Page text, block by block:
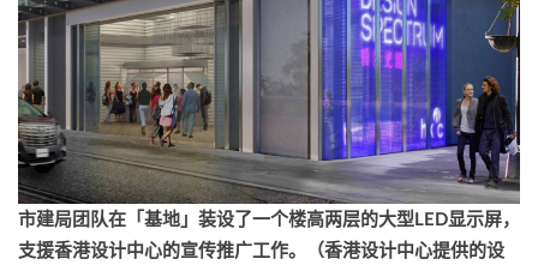
市建局团队在「基地」装设了一个楼高两层的大型 LED显示屏，
支援香港设计中心的宣传推广工作。（香港设计中心提供的设